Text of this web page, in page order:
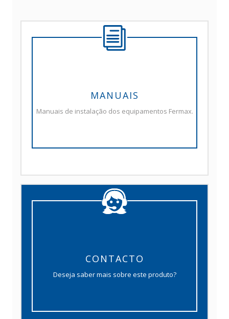
MANUAIS
Manuais de instalação dos equipamentos Fermax.
CONTACTO
Deseja saber mais sobre este produto?